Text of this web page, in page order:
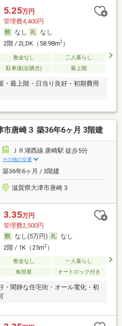
5.25万円
管理費4,400円
なし
なし
2階 / 2LDK（58.98m2）
敷金なし
二人暮らし
駐車場(近隣含) 最上階
・最上階・日当り良好・初期費用
市唐崎３ 築36年6ヶ月 3階建
ＪＲ湖西線 唐崎駅 徒歩5分
その他の交通
築36年6ヶ月 / 3階建
滋賀県大津市唐崎３
3.35万円
管理費2,500円
なし(5万円)
なし
2階 / 1K（25m2）
敷金なし
一人暮らし
角部屋 オートロック付き
・閑静な住宅街・オール電化・初